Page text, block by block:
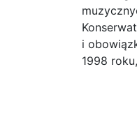
i
1998